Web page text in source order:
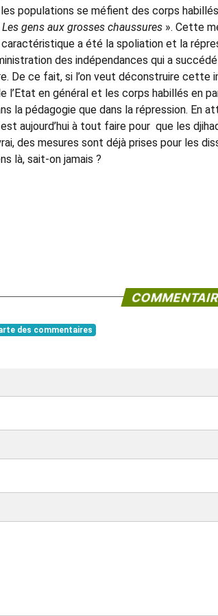
populations se méfient des corps
Les gens aux grosses chaussures ». Cette
a été la spoliation et la
des indépendances qui a
De ce fait, si l’on veut déconstruire cette
l’Etat en général et les corps habillés en
la pédagogie que dans la répression. En
aujourd’hui à tout faire pour que les
des mesures sont déjà prises pour les
là, sait-on jamais ?
des commentaires